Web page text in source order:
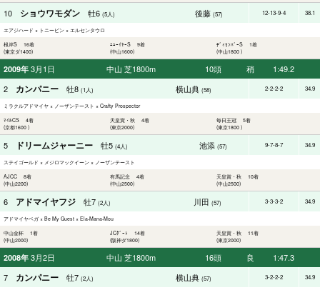
10 ショウワモダン 牡6 (5人) 後藤 (57) 12-13-9-4 38.1
エアジハード × トニービン × エルセンタウロ
根岸S 16着
(東京ダ1400)
ﾆｭｰｲﾔｰS 9着
(中山1600)
ﾃﾞｨｾﾝﾊﾞｰS 1着
(中山1800 )
2009年 3月1日 中山 芝1800m 10頭 稍
1:49.2
2 カンパニー 牡8 (1人) 横山典 (58) 2-2-2-2 34.9
ミラクルアドマイヤ × ノーザンテースト × Crafty Prospector
ﾏｲﾙCS 4着
(京都1600 )
天皇賞・秋 4着
(東京2000)
毎日王冠 5着
(東京1800 )
5 ドリームジャーニー 牡5 (4人) 池添 (57) 9-7-8-7 34.9
ステイゴールド × メジロマックイーン × ノーザンテースト
AJCC 8着
(中山2200)
有馬記念 4着
(中山2500)
天皇賞・秋 10着
(中山2500)
6 アドマイヤフジ 牡7 (2人) 川田 (57) 3-3-3-2 34.9
アドマイヤベガ × Be My Guest × Ela-Mana-Mou
中山金杯 1着
(中山2000)
JCﾀﾞｰﾄ 14着
(阪神ダ1800)
天皇賞・秋 11着
(東京2000)
2008年 3月2日 中山 芝1800m 16頭 良
1:47.3
7 カンパニー 牡7 (2人) 横山典 (57) 3-2-2-2 34.9